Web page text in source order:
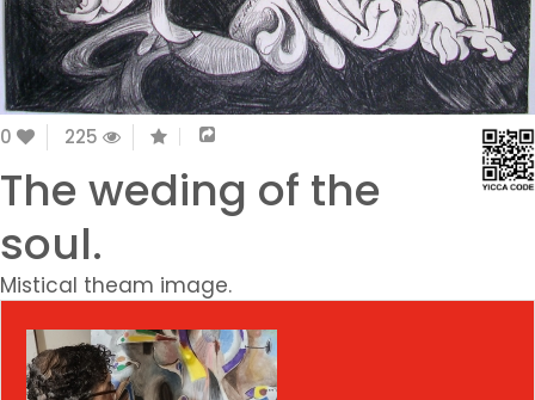
0 225
The weding of the
soul.
Mistical theam image.